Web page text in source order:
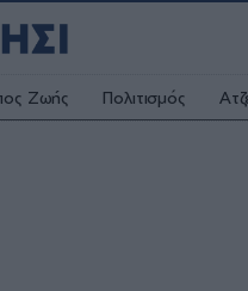
Ζωής Πολιτισμός